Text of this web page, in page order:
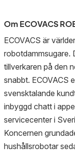
Om ECOVACS
ECOVACS är
robotdammsugare.
tillverkaren på den
snabbt. ECOVACS
svensktalande
inbyggd chatt i
servicecenter i
Koncernen
hushållsrobotar